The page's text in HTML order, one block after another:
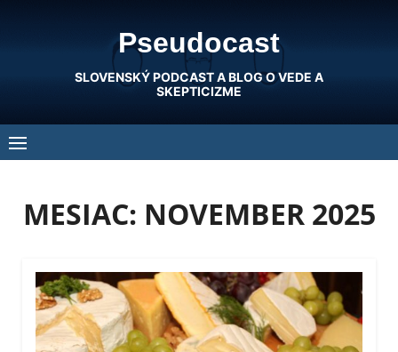
Pseudocast
SLOVENSKÝ PODCAST A BLOG O VEDE A
SKEPTICIZME
MESIAC: NOVEMBER 2025